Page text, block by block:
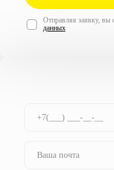
Отправляя заявку, вы
данных